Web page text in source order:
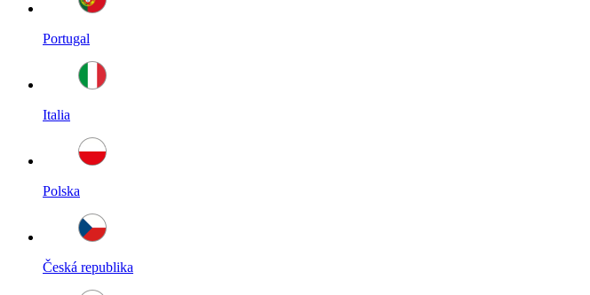
Portugal
Italia
Polska
Česká republika